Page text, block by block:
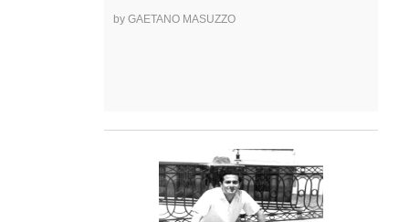
by GAETANO MASUZZO